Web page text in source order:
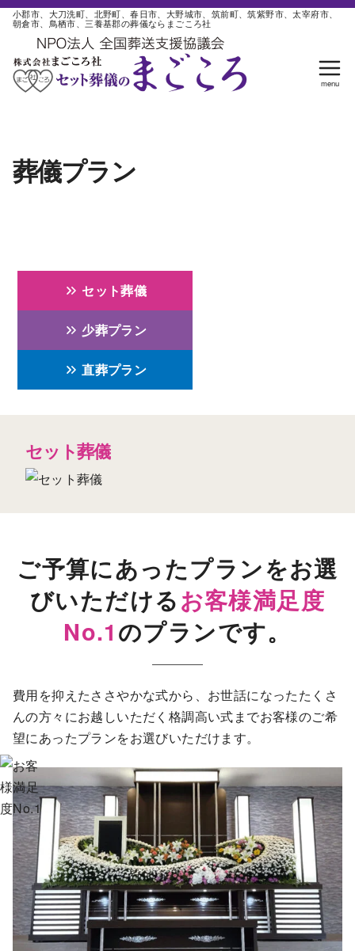
コ小郡市、大刀洗町、北野町、春日市、大野城市、筑前町、筑紫野市、太宰府市、
朝倉市、鳥栖市、三養基郡の葬儀ならまごころ社
葬儀プラン
セット葬儀
少葬プラン
直葬プラン
セット葬儀
ご予算にあったプランをお選
びいただけるお客様満足度
No.1のプランです。
費用を抑えたささやかな式から、 お世話になったたくさ
んの方々にお越しいただく格調高い式までお客様のご希
望にあったプランをお選びいただけます。